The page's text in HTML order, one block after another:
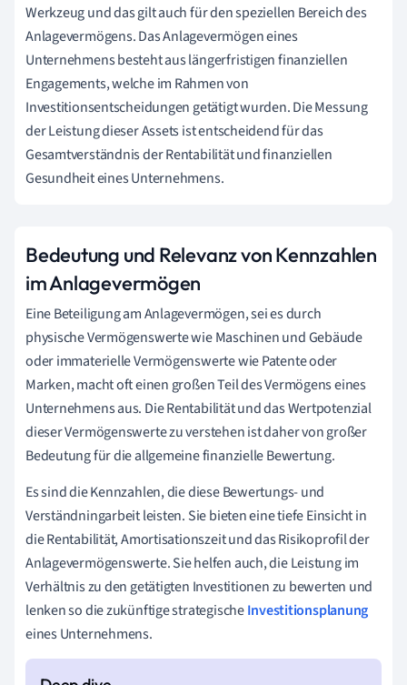
Werkzeug und das gilt auch für den speziellen Bereich des
Anlagevermögens. Das Anlagevermögen eines
Unternehmens besteht aus längerfristigen finanziellen
Engagements, welche im Rahmen von
Investitionsentscheidungen getätigt wurden. Die Messung
der Leistung dieser Assets ist entscheidend für das
Gesamtverständnis der Rentabilität und finanziellen
Gesundheit eines Unternehmens.
Bedeutung und Relevanz von Kennzahlen
im Anlagevermögen
Eine Beteiligung am Anlagevermögen, sei es durch
physische Vermögenswerte wie Maschinen und Gebäude
oder immaterielle Vermögenswerte wie Patente oder
Marken, macht oft einen großen Teil des Vermögens eines
Unternehmens aus. Die Rentabilität und das Wertpotenzial
dieser Vermögenswerte zu verstehen ist daher von großer
Bedeutung für die allgemeine finanzielle Bewertung.
Es sind die Kennzahlen, die diese Bewertungs- und
Verständningarbeit leisten. Sie bieten eine tiefe Einsicht in
die Rentabilität, Amortisationszeit und das Risikoprofil der
Anlagevermögenswerte. Sie helfen auch, die Leistung im
Verhältnis zu den getätigten Investitionen zu bewerten und
lenken so die zukünftige strategischeInvestitionsplanung
eines Unternehmens.